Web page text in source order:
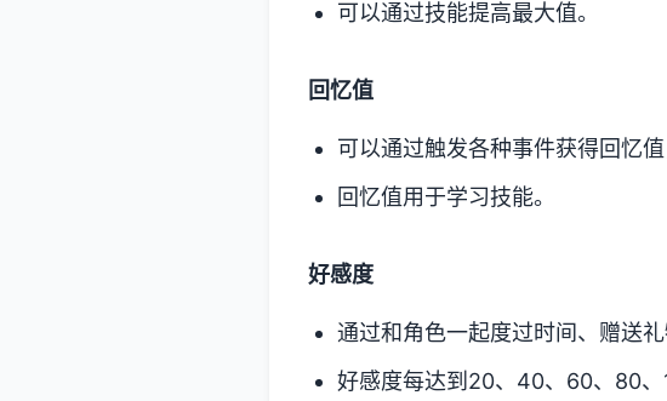
可以通过技能提高最大值。
回忆值
可以通过触发各种事件获得回忆
回忆值用于学习技能。
好感度
通过和角色一起度过时间、赠送礼
好感度每达到20、40、60、80、